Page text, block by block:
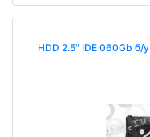
HDD 2.5" IDE 060Gb б/у